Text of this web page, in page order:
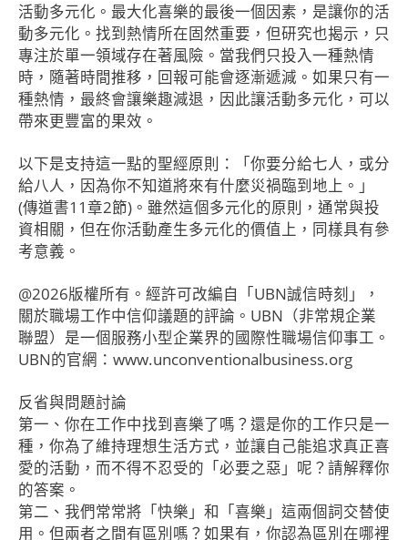
活動多元化。最大化喜樂的最後一個因素，是讓你的活
動多元化。找到熱情所在固然重要，但研究也揭示，只
專注於單一領域存在著風險。當我們只投入一種熱情
時，隨著時間推移，回報可能會逐漸遞減。如果只有一
種熱情，最終會讓樂趣減退，因此讓活動多元化，可以
帶來更豐富的果效。
以下是支持這一點的聖經原則：「你要分給七人，或分
給八人，因為你不知道將來有什麼災禍臨到地上。」
(傳道書11章2節)。雖然這個多元化的原則，通常與投
資相關，但在你活動產生多元化的價值上，同樣具有參
考意義。
@2026版權所有。經許可改編自「UBN誠信時刻」，
關於職場工作中信仰議題的評論。UBN（非常規企業
聯盟）是一個服務小型企業界的國際性職場信仰事工。
UBN的官網：www.unconventionalbusiness.org
反省與問題討論
第一、你在工作中找到喜樂了嗎？還是你的工作只是一
種，你為了維持理想生活方式，並讓自己能追求真正喜
愛的活動，而不得不忍受的「必要之惡」呢？請解釋你
的答案。
第二、我們常常將「快樂」和「喜樂」這兩個詞交替使
用。但兩者之間有區別嗎？如果有，你認為區別在哪裡